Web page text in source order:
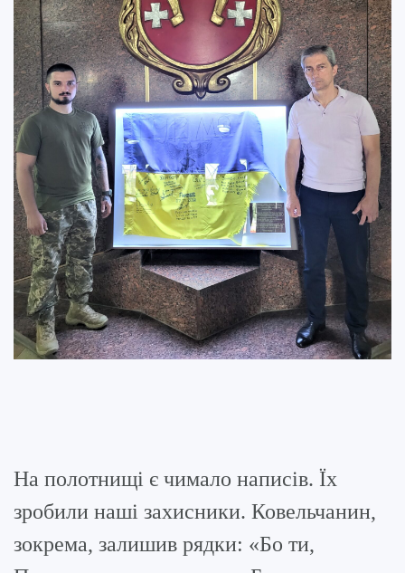
На полотнищі є чимало написів. Їх
зробили наші захисники. Ковельчанин,
зокрема, залишив рядки: «Бо ти,